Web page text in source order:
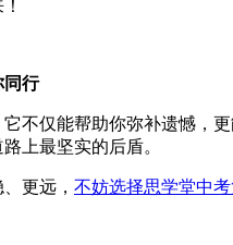
同行
仅能帮助你弥补遗憾，更
上最坚实的后盾。
更远， 不妨选择思学堂中